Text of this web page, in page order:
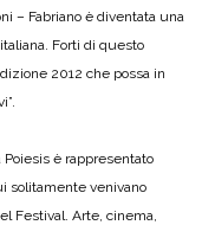
– Fabriano è diventata una
Forti di questo
2012 che possa in
è rappresentato
solitamente venivano
Festival. Arte, cinema,